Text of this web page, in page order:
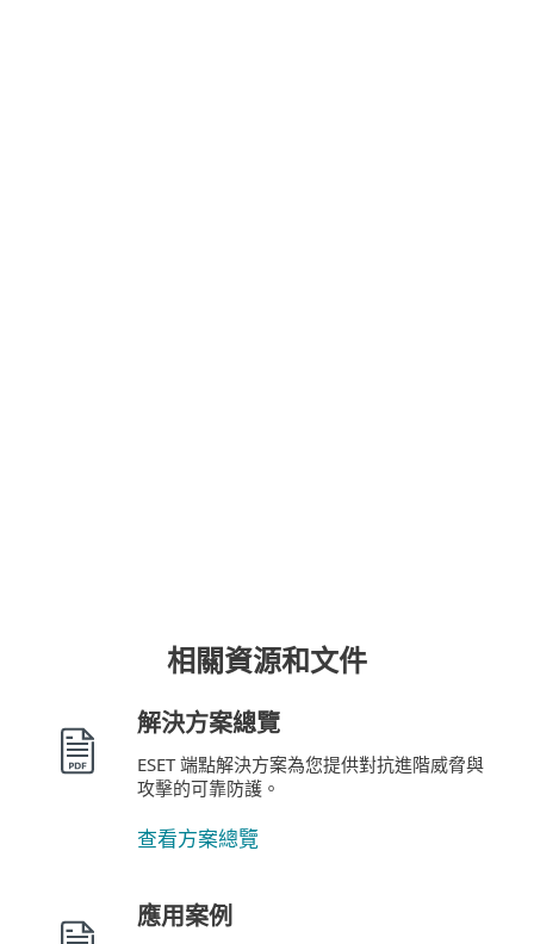
相關資源和文件
解決方案總覽
ESET 端點解決方案為您提供對抗進階威脅與
攻擊的可靠防護。
查看方案總覽
應用案例